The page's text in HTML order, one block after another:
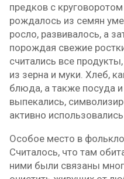
предков с
рождалось из семян
росло, развивалось, а
порождая свежие
считались все
из зерна и муки. Хлеб,
блюда, а также посуда
выпекались,
активно
Особое место в
Считалось, что там
ними были связаны